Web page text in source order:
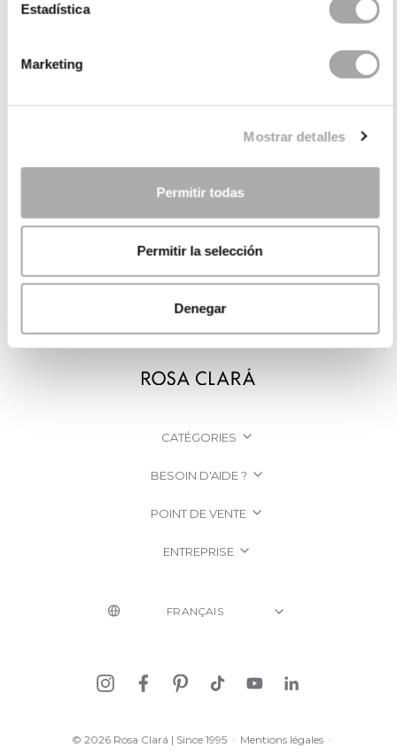
Estadística
Marketing
Mostrar detalles
Permitir todas
Permitir la selección
Denegar
CATÉGORIES
BESOIN D'AIDE ?
POINT DE VENTE
ENTREPRISE
© 2026 Rosa Clará | Since 1995 · Mentions légales ·